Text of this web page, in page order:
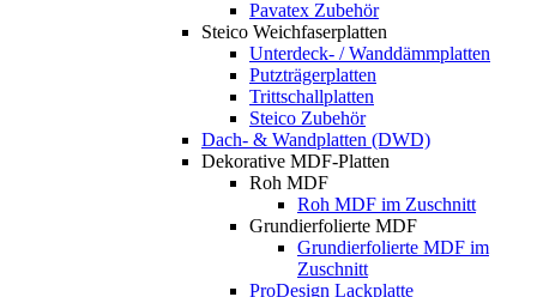
Pavatex Zubehör
Steico Weichfaserplatten
Unterdeck- / Wanddämmplatten
Putzträgerplatten
Trittschallplatten
Steico Zubehör
Dach- & Wandplatten (DWD)
Dekorative MDF-Platten
Roh MDF
Roh MDF im Zuschnitt
Grundierfolierte MDF
Grundierfolierte MDF im
Zuschnitt
ProDesign Lackplatte